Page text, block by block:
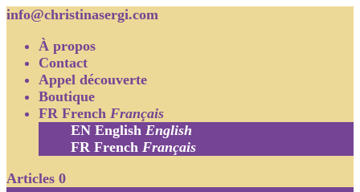
info@christinasergi.com
À propos
Contact
Appel découverte
Boutique
FR French Français
EN English English
FR French Français
Articles 0